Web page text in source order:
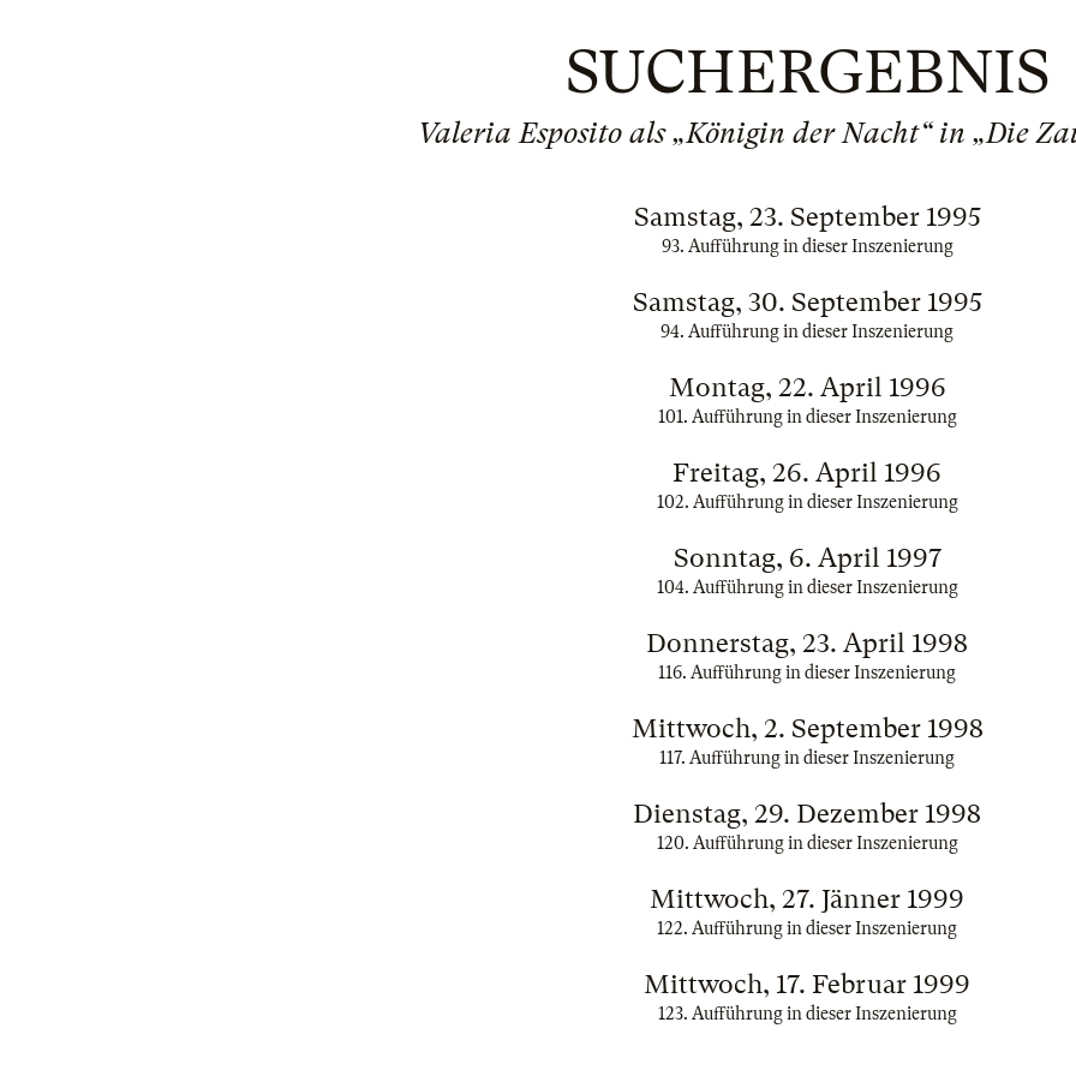
SUCHERGEBNIS
Valeria Esposito als „Königin der Nacht“ in „Die
Samstag, 23. September 1995
93. Aufführung in dieser Inszenierung
Samstag, 30. September 1995
94. Aufführung in dieser Inszenierung
Montag, 22. April 1996
101. Aufführung in dieser Inszenierung
Freitag, 26. April 1996
102. Aufführung in dieser Inszenierung
Sonntag, 6. April 1997
104. Aufführung in dieser Inszenierung
Donnerstag, 23. April 1998
116. Aufführung in dieser Inszenierung
Mittwoch, 2. September 1998
117. Aufführung in dieser Inszenierung
Dienstag, 29. Dezember 1998
120. Aufführung in dieser Inszenierung
Mittwoch, 27. Jänner 1999
122. Aufführung in dieser Inszenierung
Mittwoch, 17. Februar 1999
123. Aufführung in dieser Inszenierung